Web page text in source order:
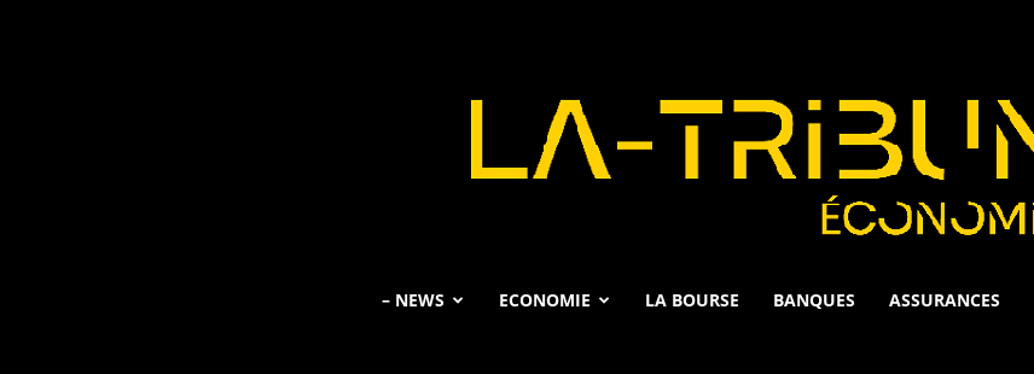
– NEWS ECONOMIE LA BOURSE BANQUES ASSURANCES